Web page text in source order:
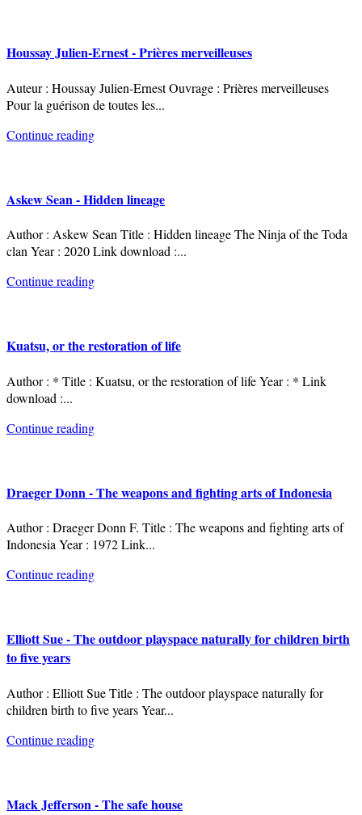
Houssay Julien-Ernest - Prières merveilleuses
Auteur : Houssay Julien-Ernest Ouvrage : Prières merveilleuses
Pour la guérison de toutes les...
Continue reading
Askew Sean - Hidden lineage
Author : Askew Sean Title : Hidden lineage The Ninja of the Toda
clan Year : 2020 Link download :...
Continue reading
Kuatsu, or the restoration of life
Author : * Title : Kuatsu, or the restoration of life Year : * Link
download :...
Continue reading
Draeger Donn - The weapons and fighting arts of Indonesia
Author : Draeger Donn F. Title : The weapons and fighting arts of
Indonesia Year : 1972 Link...
Continue reading
Elliott Sue - The outdoor playspace naturally for children birth
to five years
Author : Elliott Sue Title : The outdoor playspace naturally for
children birth to five years Year...
Continue reading
Mack Jefferson - The safe house